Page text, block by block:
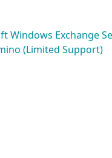
Windows Exchange
(Limited Support)